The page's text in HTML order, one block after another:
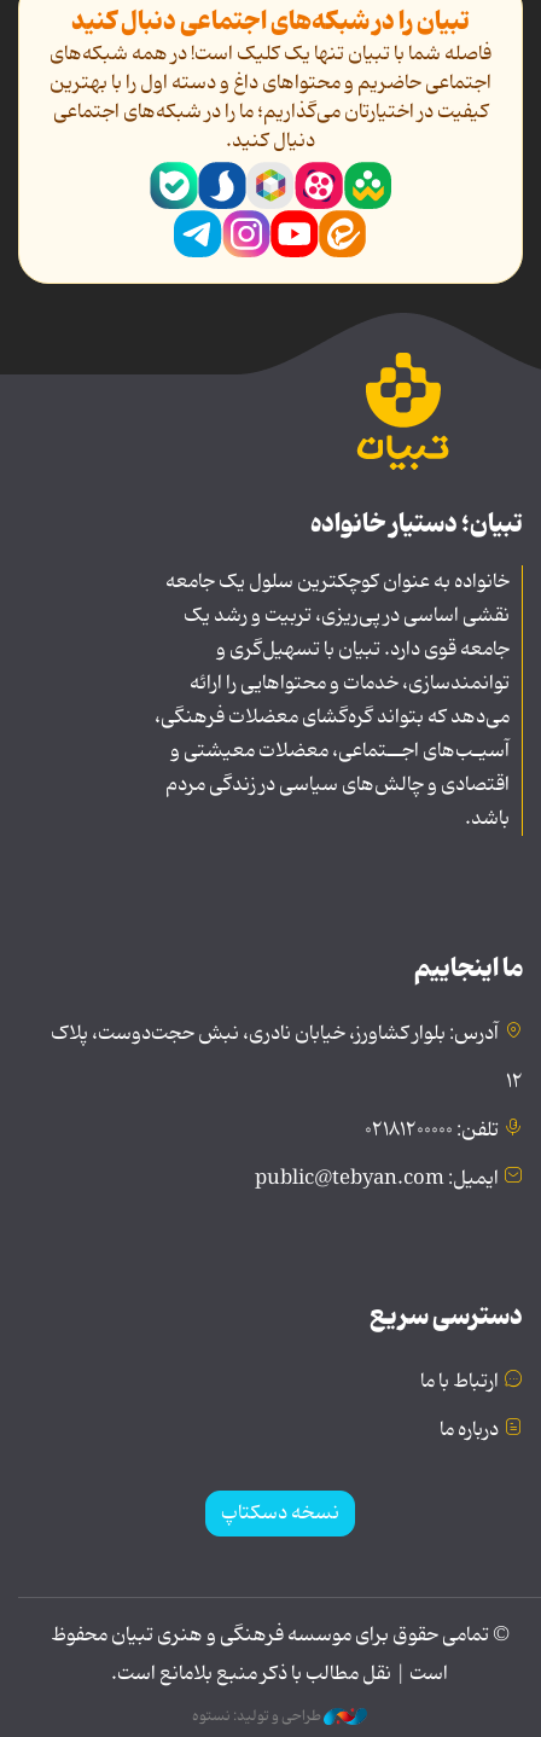
تبیان را در شبکه‌های اجتماعی دنبال کنید
فاصله شما با تبیان تنها یک کلیک است! در همه شبکه‌های
اجتماعی حاضریم و محتواهای داغ و دسته اول را با بهترین
کیفیت در اختیارتان می‌گذاریم؛ ما را در شبکه‌های اجتماعی
دنیال کنید.
تبیان؛ دستیار خانواده
خانواده به عنوان کوچکترین سلول یک جامعه
نقشی اساسی در پی‌ریزی، تربیت و رشد یک
جامعه قوی دارد. تبیان با تسهیل‌گری و
توانمندسازی، خدمات و محتواهایی را ارائه
می‌دهد که بتواند گره‌گشای معضلات فرهنگی،
آسیـب‌های اجــتماعی، معضلات معیشتی و
اقتصادی و چالش‌های سیاسی در زندگی مردم
باشد.
ما اینجاییم
آدرس: بلوار کشاورز، خیابان نادری، نبش حجت‌دوست، پلاک
۱۲
تلفن: ۰۲۱۸۱۲۰۰۰۰۰
ایمیل: public@tebyan.com
دسترسی سریع
ارتباط با ما
درباره ما
نسخه دسکتاپ
© تمامی حقوق برای موسسه فرهنگی و هنری تبیان محفوظ
است | نقل مطالب با ذکر منبع بلامانع است.
طراحی و تولید: نستوه